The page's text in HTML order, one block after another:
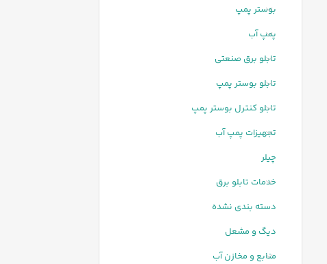
بوستر پمپ
پمپ آب
تابلو برق صنعتی
تابلو بوستر پمپ
تابلو کنترل بوستر پمپ
تجهیزات پمپ آب
چیلر
خدمات تابلو برق
دسته بندی نشده
دیگ و مشعل
منابع و مخازن آب